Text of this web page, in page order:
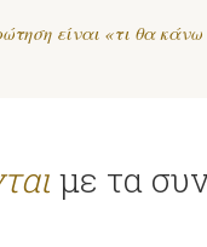
είναι «τι θα
με τα